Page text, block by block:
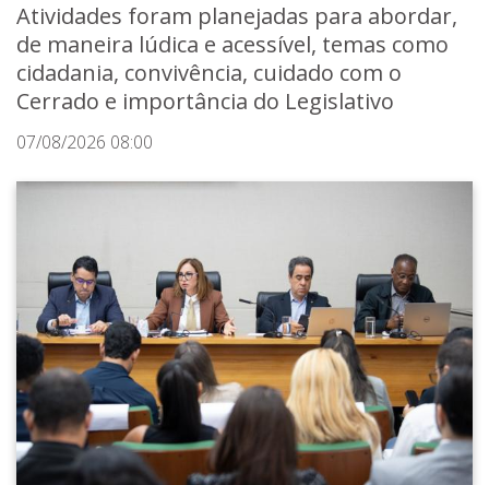
Atividades foram planejadas para abordar,
de maneira lúdica e acessível, temas como
cidadania, convivência, cuidado com o
Cerrado e importância do Legislativo
07/08/2026 08:00